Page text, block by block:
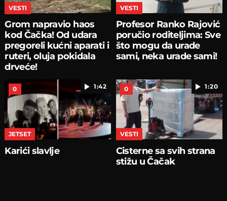
VESTI
Grom napravio haos
kod Čačka! Od udara
pregoreli kućni aparati i
ruteri, oluja pokidala
drveće!
VESTI
Profesor Ranko Rajović
poručio roditeljima: Sve
što mogu da urade
sami, neka urade sami!
1:42
0
JETSET
Karići slavlje
1:20
0
VESTI
Cisterne sa svih strana
stižu u Čačak